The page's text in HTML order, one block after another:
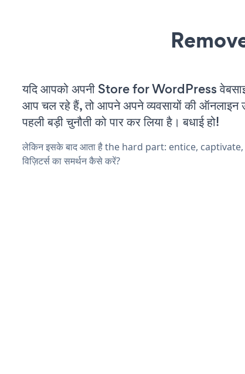
यदि आपको अपनी Store for WordPress
आप चल रहे हैं, तो आपने अपने व्यवसायों की ऑनलाइन
पहली बड़ी चुनौती को पार कर लिया है। बधाई हो!
लेकिन इसके बाद आता है the hard part: entice,
विज़िटर्स का समर्थन कैसे करें?